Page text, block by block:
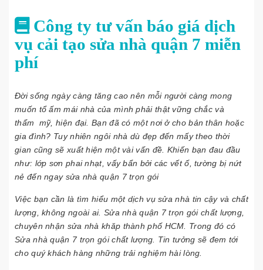
Công ty tư vấn báo giá dịch
vụ cải tạo sửa nhà quận 7 miễn
phí
Đời sống ngày càng tăng cao nên mỗi người càng mong
muốn tổ ấm mái nhà của mình phải thật vững chắc và
thẩm mỹ, hiện đại. Bạn đã có một nơi ở cho bản thân hoặc
gia đình? Tuy nhiên ngôi nhà dù đẹp đến mấy theo thời
gian cũng sẽ xuất hiện một vài vấn đề. Khiến bạn đau đầu
như: lớp sơn phai nhạt, vấy bẩn bởi các vết ố, tường bị nứt
nẻ đến ngay sửa nhà quận 7 trọn gói
Việc bạn cần là tìm hiểu một dịch vụ sửa nhà tin cậy và chất
lượng, không ngoài ai. Sửa nhà quận 7 trọn gói chất lượng,
chuyên nhận sửa nhà khăp thành phố HCM. Trong đó có
Sửa nhà quận 7 trọn gói chất lượng. Tin tưởng sẽ đem tới
cho quý khách hàng những trải nghiệm hài lòng.